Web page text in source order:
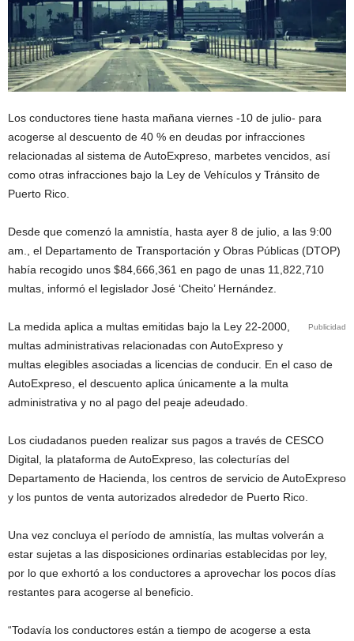
Los conductores tiene hasta mañana viernes -10 de julio- para
acogerse al descuento de 40 % en deudas por infracciones
relacionadas al sistema de AutoExpreso, marbetes vencidos, así
como otras infracciones bajo la Ley de Vehículos y Tránsito de
Puerto Rico.
Desde que comenzó la amnistía, hasta ayer 8 de julio, a las 9:00
am., el Departamento de Transportación y Obras Públicas (DTOP)
había recogido unos $84,666,361 en pago de unas 11,822,710
multas, informó el legislador José ‘Cheito’ Hernández.
Publicidad
La medida aplica a multas emitidas bajo la Ley 22-2000,
multas administrativas relacionadas con AutoExpreso y
multas elegibles asociadas a licencias de conducir. En el caso de
AutoExpreso, el descuento aplica únicamente a la multa
administrativa y no al pago del peaje adeudado.
Los ciudadanos pueden realizar sus pagos a través de CESCO
Digital, la plataforma de AutoExpreso, las colecturías del
Departamento de Hacienda, los centros de servicio de AutoExpreso
y los puntos de venta autorizados alrededor de Puerto Rico.
Una vez concluya el período de amnistía, las multas volverán a
estar sujetas a las disposiciones ordinarias establecidas por ley,
por lo que exhortó a los conductores a aprovechar los pocos días
restantes para acogerse al beneficio.
“Todavía los conductores están a tiempo de acogerse a esta